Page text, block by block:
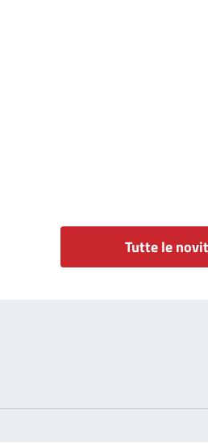
Tutte le